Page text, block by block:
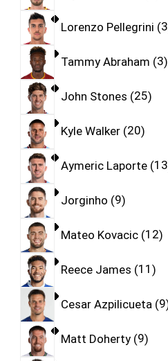
Lorenzo Pellegrini 3
Tammy Abraham 3
John Stones 25
Kyle Walker 20
Aymeric Laporte 13
Jorginho 9
Mateo Kovacic 12
Reece James 11
Cesar Azpilicueta 9
Matt Doherty 9